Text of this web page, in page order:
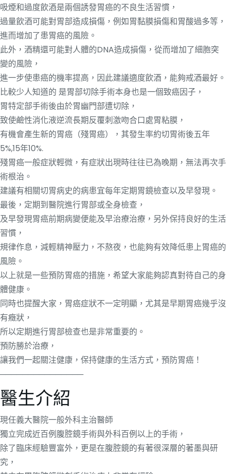
吸煙和過度飲酒是兩個誘發胃癌的不良生活習慣，
過量飲酒可能對胃部造成損傷，例如胃黏膜損傷和胃酸過多等，
進而增加了患胃癌的風險。
此外，酒精還可能對人體的DNA造成損傷，從而增加了細胞突
變的風險，
進一步使患癌的機率提高，因此建議適度飲酒，能夠戒酒最好。
比較少人知道的 是胃部切除手術本身也是一個致癌因子，
胃特定部手術後由於胃幽門部遭切除，
致使鹼性消化液逆流長期反覆刺激吻合口處胃粘膜，
有機會產生新的胃癌（殘胃癌），其發生率約切胃術後五年
5%,15年10%.
殘胃癌一般症狀輕微，有症狀出現時往往已為晚期，無法再次手
術根治。
建議有相關切胃病史的病患宜每年定期胃鏡檢查以及早發現。
最後，定期到醫院進行胃部或全身檢查，
及早發現胃癌前期病變便能及早治療治療，另外保持良好的生活
習慣，
規律作息，減輕精神壓力，不熬夜，也能夠有效降低患上胃癌的
風險。
以上就是一些預防胃癌的措施，希望大家能夠認真對待自己的身
體健康。
同時也提醒大家，胃癌症狀不一定明顯，尤其是早期胃癌幾乎沒
有癥狀，
所以定期進行胃部檢查也是非常重要的。
預防勝於治療，
讓我們一起關注健康，保持健康的生活方式，預防胃癌！
───────────────
醫生介紹
現任義大醫院一般外科主治醫師
獨立完成近百例腹腔鏡手術與外科百例以上的手術，
除了臨床經驗豐富外，更是在腹腔鏡的有著很深層的著墨與研
究，